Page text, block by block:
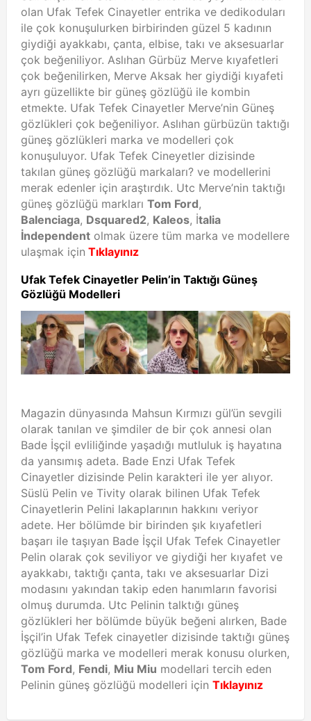
olan Ufak Tefek Cinayetler entrika ve dedikoduları
ile çok konuşulurken birbirinden güzel 5 kadının
giydiği ayakkabı, çanta, elbise, takı ve aksesuarlar
çok beğeniliyor. Aslıhan Gürbüz Merve kıyafetleri
çok beğenilirken, Merve Aksak her giydiği kıyafeti
ayrı güzellikte bir güneş gözlüğü ile kombin
etmekte. Ufak Tefek Cinayetler Merve’nin Güneş
gözlükleri çok beğeniliyor. Aslıhan gürbüzün taktığı
güneş gözlükleri marka ve modelleri çok
konuşuluyor. Ufak Tefek Cineyetler dizisinde
takılan güneş gözlüğü markaları? ve modellerini
merak edenler için araştırdık. Utc Merve’nin taktığı
güneş gözlüğü markları Tom Ford,
Balenciaga, Dsquared2, Kaleos, İtalia
İndependent olmak üzere tüm marka ve modellere
ulaşmak için Tıklayınız
Ufak Tefek Cinayetler Pelin’in Taktığı Güneş
Gözlüğü Modelleri
Magazin dünyasında Mahsun Kırmızı gül’ün sevgili
olarak tanılan ve şimdiler de bir çok annesi olan
Bade İşçil evliliğinde yaşadığı mutluluk iş hayatına
da yansımış adeta. Bade Enzi Ufak Tefek
Cinayetler dizisinde Pelin karakteri ile yer alıyor.
Süslü Pelin ve Tivity olarak bilinen Ufak Tefek
Cinayetlerin Pelini lakaplarının hakkını veriyor
adete. Her bölümde bir birinden şık kıyafetleri
başarı ile taşıyan Bade İşçil Ufak Tefek Cinayetler
Pelin olarak çok seviliyor ve giydiği her kıyafet ve
ayakkabı, taktığı çanta, takı ve aksesuarlar Dizi
modasını yakından takip eden hanımların favorisi
olmuş durumda. Utc Pelinin talktığı güneş
gözlükleri her bölümde büyük beğeni alırken, Bade
İşçil’in Ufak Tefek cinayetler dizisinde taktığı güneş
gözlüğü marka ve modelleri merak konusu olurken,
Tom Ford, Fendi, Miu Miu modellari tercih eden
Pelinin güneş gözlüğü modelleri için Tıklayınız